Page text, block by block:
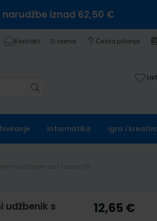
iznad 62,50 €
Kontakt O nama Česta pitanja
Informatika Igra i
udžbenik s
12,65 €